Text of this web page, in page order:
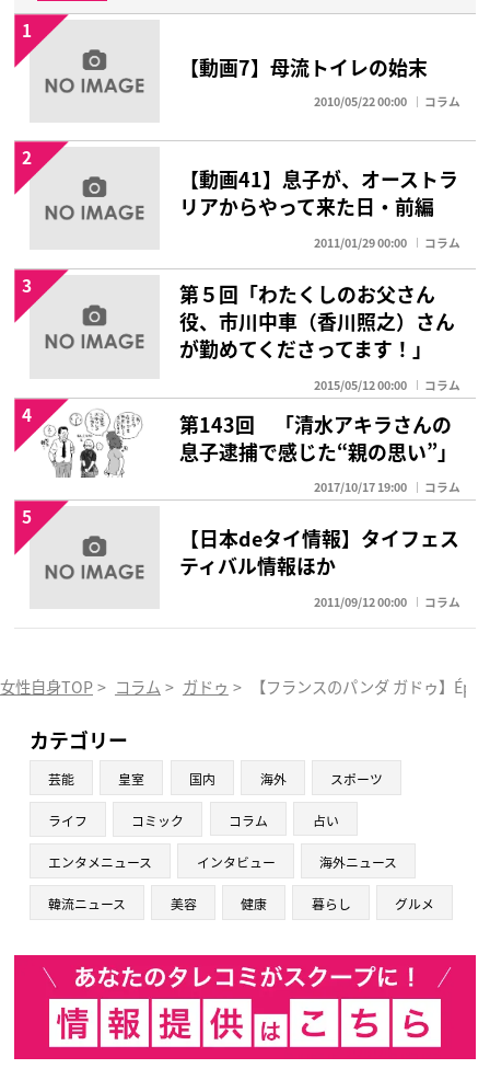
【動画7】母流トイレの始末
2010/05/22 00:00 コラム
1
【動画41】息子が、オーストラ
リアからやって来た日・前編
2011/01/29 00:00 コラム
2
第５回「わたくしのお父さん
役、市川中車（香川照之）さん
が勤めてくださってます！」
2015/05/12 00:00 コラム
3
第143回 「清水アキラさんの
息子逮捕で感じた“親の思い”」
2017/10/17 19:00 コラム
4
【日本deタイ情報】タイフェス
ティバル情報ほか
2011/09/12 00:00 コラム
5
女性自身TOP > コラム > ガドゥ > 【フランスのパンダ ガドゥ】
カテゴリー
芸能 皇室 国内 海外 スポーツ
ライフ コミック コラム 占い
エンタメニュース インタビュー 海外ニュース
韓流ニュース 美容 健康 暮らし グルメ